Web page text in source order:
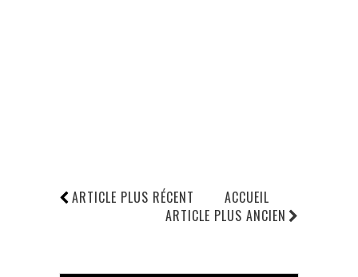
ARTICLE PLUS RÉCENT
ARTICLE PLUS ANCIEN
ACCUEIL